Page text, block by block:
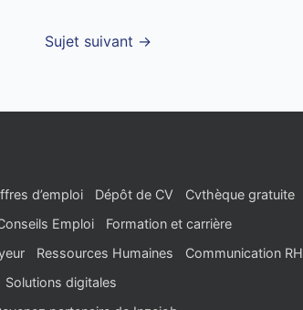
Sujet suivant →
d’emploi Dépôt de CV
Cvthèque gratuite
Emploi
Formation et carrière
Ressources Humaines
Communication RH
Solutions digitales